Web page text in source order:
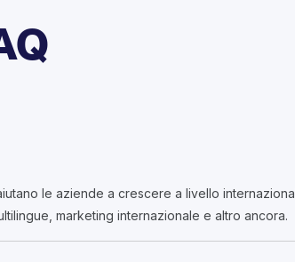
le aziende a crescere a livello
marketing internazionale e altro ancora.